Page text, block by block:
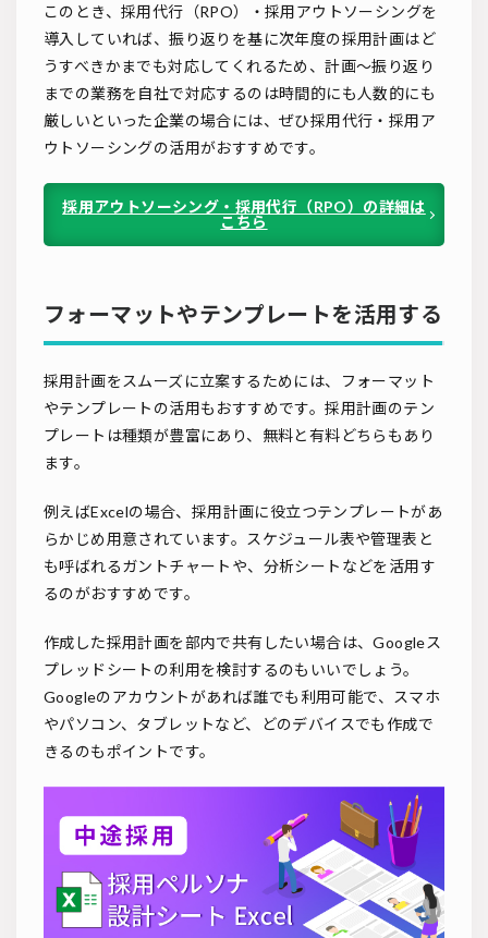
このとき、採用代行（RPO）・採用アウトソーシングを
導入していれば、振り返りを基に次年度の採用計画はど
うすべきかまでも対応してくれるため、計画～振り返り
までの業務を自社で対応するのは時間的にも人数的にも
厳しいといった企業の場合には、ぜひ採用代行・採用ア
ウトソーシングの活用がおすすめです。
採用アウトソーシング・採用代行（RPO）の詳細は
こちら
フォーマットやテンプレートを活用する
採用計画をスムーズに立案するためには、フォーマット
やテンプレートの活用もおすすめです。採用計画のテン
プレートは種類が豊富にあり、無料と有料どちらもあり
ます。
例えばExcelの場合、採用計画に役立つテンプレートがあ
らかじめ用意されています。スケジュール表や管理表と
も呼ばれるガントチャートや、分析シートなどを活用す
るのがおすすめです。
作成した採用計画を部内で共有したい場合は、Googleス
プレッドシートの利用を検討するのもいいでしょう。
Googleのアカウントがあれば誰でも利用可能で、スマホ
やパソコン、タブレットなど、どのデバイスでも作成で
きるのもポイントです。